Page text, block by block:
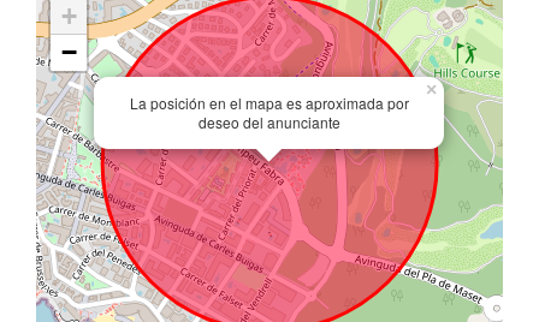
La posición en el mapa es aproximada por
deseo del anunciante
×
+
−